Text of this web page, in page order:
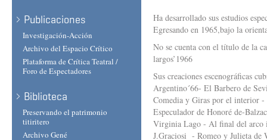
Publicaciones
Investigación-Acción
Archivo del Espacio Crítico
Plataforma de Crítica Teatral /
Foro de Espectadores
Biblioteca
Preservando el patrimonio
titiritero
Archivo Gené
Ha desarrollado sus estudios
Egresando en 1965,bajo la
No se cuenta con el título de la
largos’1966
Sus creaciones escenográficas
Argentino´66- El Barbero de
Comedia y Giras por el interior
Especulador de Honoré de-
Virginia Lago - Al final del arco
J.Graciosi - Romeo y Julieta de